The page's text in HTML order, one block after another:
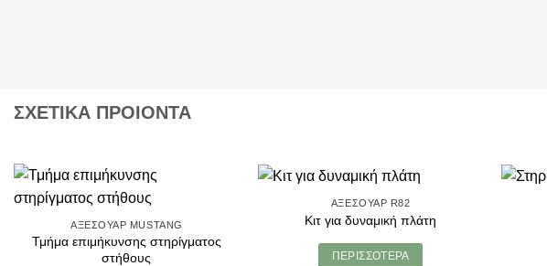
ΣΧΕΤΙΚΑ ΠΡΟΙΟΝΤΑ
ΑΞΕΣΟΥΆΡ MUSTANG
Τμήμα επιμήκυνσης στηρίγματος
στήθους
ΑΞΕΣΟΥΆΡ R82
Κιτ για δυναμική πλάτη
ΠΕΡΙΣΣΌΤΕΡΑ